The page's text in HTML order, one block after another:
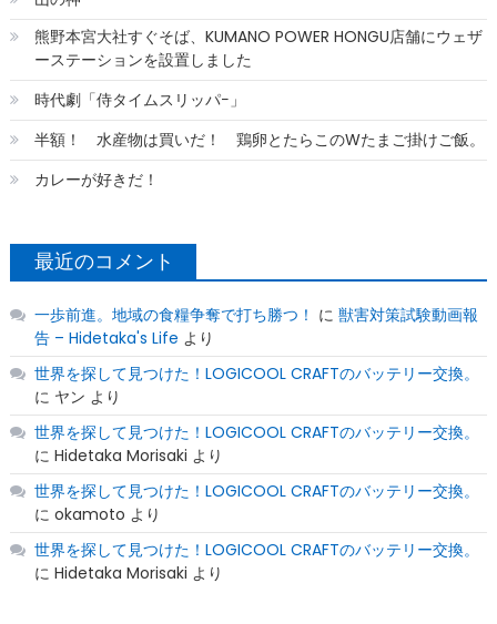
熊野本宮大社すぐそば、KUMANO POWER HONGU店舗にウェザ
ーステーションを設置しました
時代劇「侍タイムスリッパ−」
半額！ 水産物は買いだ！ 鶏卵とたらこのWたまご掛けご飯。
カレーが好きだ！
最近のコメント
一歩前進。地域の食糧争奪で打ち勝つ！ に 獣害対策試験動画報
告 – Hidetaka's Life より
世界を探して見つけた！LOGICOOL CRAFTのバッテリー交換。
に ヤン より
世界を探して見つけた！LOGICOOL CRAFTのバッテリー交換。
に Hidetaka Morisaki より
世界を探して見つけた！LOGICOOL CRAFTのバッテリー交換。
に okamoto より
世界を探して見つけた！LOGICOOL CRAFTのバッテリー交換。
に Hidetaka Morisaki より